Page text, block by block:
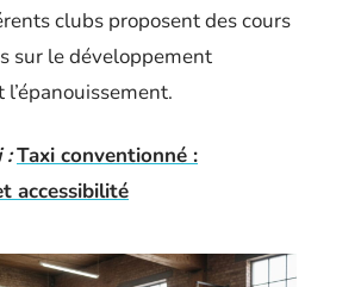
clubs proposent des cours
sur le développement
:Taxi conventionné :
accessibilité